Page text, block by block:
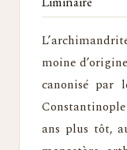
moine
canonisé par
ans plus tôt,